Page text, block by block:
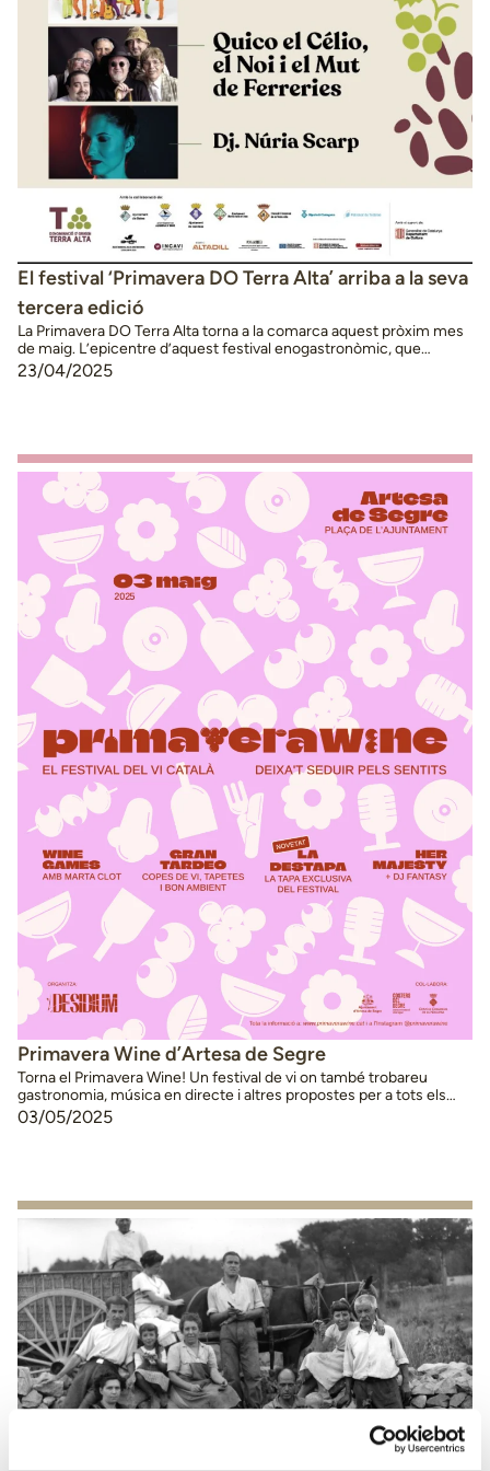
El festival ‘Primavera DO Terra Alta’ arriba a la seva
tercera edició
La Primavera DO Terra Alta torna a la comarca aquest pròxim mes
de maig. L’epicentre d’aquest festival enogastronòmic, que
enguany celebra la seva tercera edició, tindrà lloc a Batea el cap de
setmana del 17 i 18 de maig. Aquesta tercera edició arriba plena de
23/04/2025
Primavera Wine d’Artesa de Segre
Torna el Primavera Wine! Un festival de vi on també trobareu
gastronomia, música en directe i altres propostes per a tots els
públics. L’esdeveniment arrenca amb el WINE GAMES, dirigit per
la Marta Clot, on els participants faran un tast a cegues d’un vi de
03/05/2025